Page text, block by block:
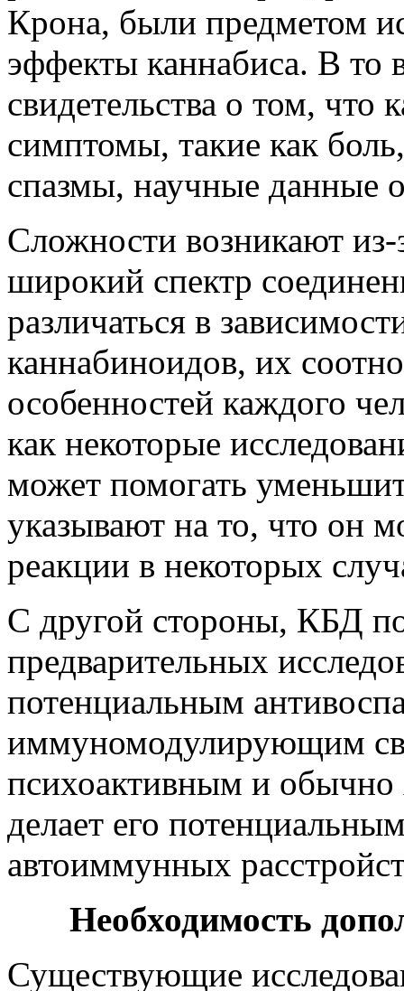
Крона, были предметом
эффекты каннабиса. В то
свидетельства о том, что
симптомы, такие как
спазмы, научные данные
Сложности возникают из-
широкий спектр
различаться в
каннабиноидов, их
особенностей каждого
как некоторые
может помогать
указывают на то, что он
реакции в некоторых
С другой стороны, КБД
предварительных
потенциальным
иммуномодулирующим
психоактивным и обычно
делает его
автоиммунных
Необходимость
Существующие